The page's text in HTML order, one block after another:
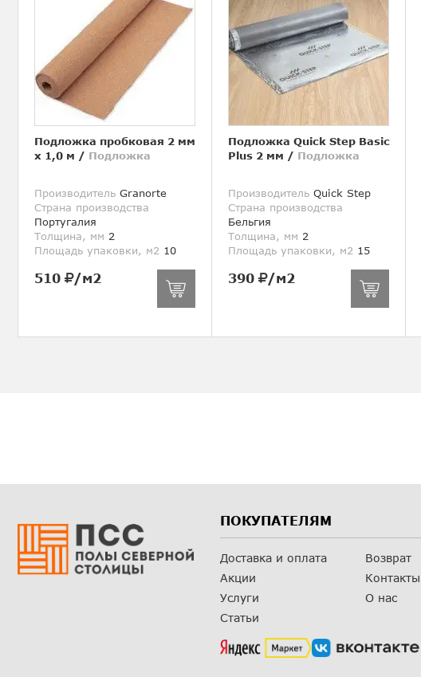
Подложка пробковая 2 мм
х 1,0 м / Подложка
Производитель Granorte
Страна производства
Португалия
Толщина, мм 2
Площадь упаковки, м2 10
510 /м2
Подложка Quick Step Basic
Plus 2 мм / Подложка
Производитель Quick Step
Страна производства
Бельгия
Толщина, мм 2
Площадь упаковки, м2 15
390 /м2
ПОКУПАТЕЛЯМ
Доставка и оплата
Акции
Услуги
Статьи
Возврат
Контакты
О нас